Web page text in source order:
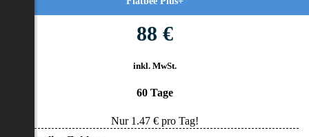
88 €
inkl. MwSt.
60 Tage
Nur 1.47€ pro Tag!